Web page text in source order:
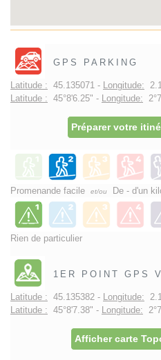
GPS PARKING
Latitude : 45.135071 - Longitude:
Latitude : 45°8'6.25" - Longitude:
Préparer votre
Promenande facile et/ou De - d'un
Rien de particulier
1ER POINT GPS
Latitude : 45.135382 - Longitude:
Latitude : 45°8'7.38" - Longitude:
Afficher carte